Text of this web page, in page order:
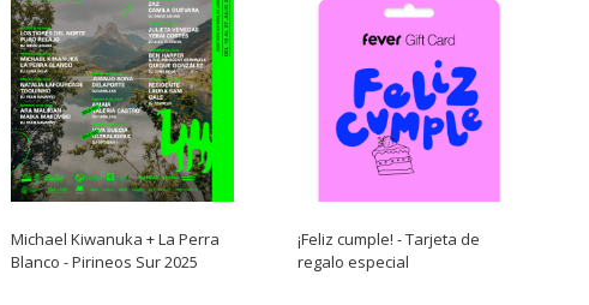
Michael Kiwanuka + La Perra
Blanco - Pirineos Sur 2025
¡Feliz cumple! - Tarjeta de
regalo especial